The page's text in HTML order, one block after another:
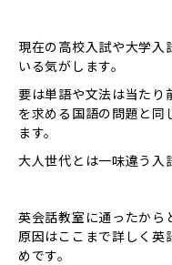
現在の高校入試や大学入
いる気がします。
要は単語や文法は当たり
を求める国語の問題と同
ます。
大人世代とは一味違う入
英会話教室に通ったから
原因はここまで詳しく英
めです。